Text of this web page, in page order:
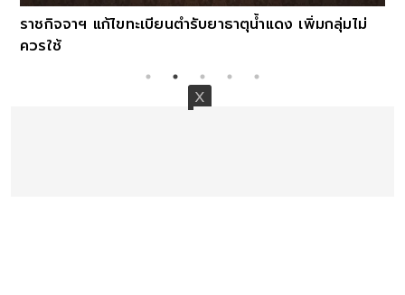
ราชกิจจาฯ แก้ไขทะเบียนตำรับยาธาตุน้ำแดง เพิ่มกลุ่มไม่
ควรใช้